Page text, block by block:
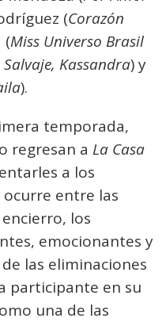
(Corazón
(Miss Universo Brasil
Kassandra) y
).
temporada,
regresan a La Casa
a los
entre las
los
emocionantes y
las eliminaciones
participante en su
una de las